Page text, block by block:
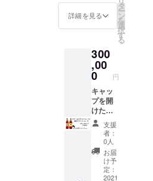
せ。
く尖り
のない
すさを
形にし
てみま
した。
【ご注
意】
直接配
送の贈
り物の
場合、
お礼の
お手紙
は同封
せず
送の贈
り物の
のお名
前を備
考欄に
必ず
ご記入
をお願
いいた
しま
す。
(お名
前・電
話番
号・郵
送の贈
り物の
お手紙
は同封
せず
にてお
送りさ
せてい
ただき
ます。
お届
け先に
はクラ
ウド
充填機
の工事
次第、9
頃より
順次発
送予定
です。
【ご注
意】
直接配
送の贈
り物の
場合、
お礼の
お手紙
は同封
ブック
付き ★
コーク
ハイ
ボール
に合う
お味に
スパイ
スを配
合しま
した。
やみつ
きにな
る美味
しさで
ラ原液
シロッ
プ【１
本】 ★
嶺クラ
フト
コーラ
原液シ
ロップ
【１
本】 ★
オリジ
ナルレ
シピ付
き ★お
礼のお
手紙付
詳細を見る
タ
ー
ン
を
選
択
す
る
300
,00
0 円
キャッ
プを開
けた
ら"プ
シュッ"
とすぐ
飲める
企業名
が入っ
たオリ
支援
者：
0人
お届
け予
定：
2021